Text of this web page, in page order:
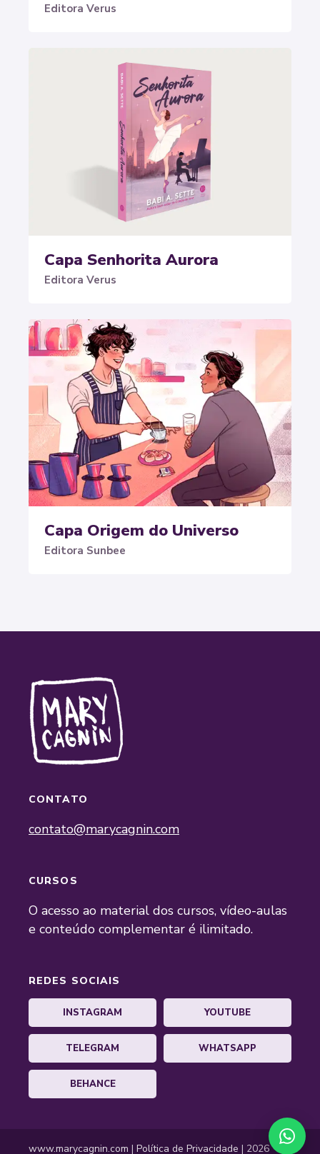
Editora Verus
Capa Senhorita Aurora
Editora Verus
Capa Origem do Universo
Editora Sunbee
CONTATO
contato@marycagnin.com
CURSOS
O acesso ao material dos cursos, vídeo-aulas
e conteúdo complementar é ilimitado.
REDES SOCIAIS
INSTAGRAM YOUTUBE
TELEGRAM WHATSAPP
BEHANCE
www.marycagnin.com | Política de Privacidade | 2026